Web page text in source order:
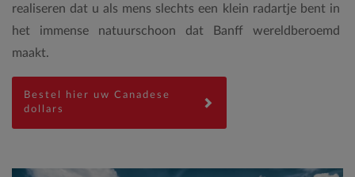
realiseren dat u als mens slechts een klein radartje bent in
het immense natuurschoon dat Banff wereldberoemd
maakt.
Bestel hier uw Canadese
dollars